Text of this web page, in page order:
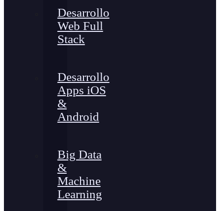
Desarrollo
Web Full
Stack
Desarrollo
Apps iOS
&
Android
Big Data
&
Machine
Learning